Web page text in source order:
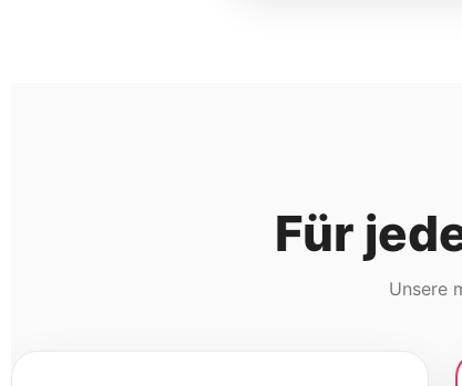
Für
Unsere